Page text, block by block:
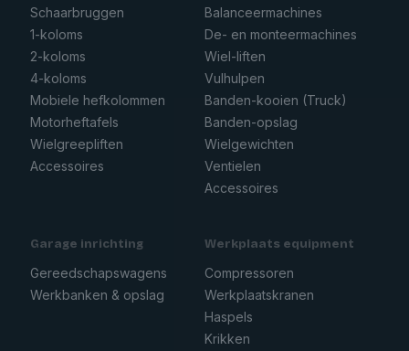
Schaarbruggen
1-koloms
2-koloms
4-koloms
Mobiele hefkolommen
Motorheftafels
Wielgreepliften
Accessoires
Balanceermachines
De- en monteermachines
Wiel-liften
Vulhulpen
Banden-kooien (Truck)
Banden-opslag
Wielgewichten
Ventielen
Accessoires
Garage inrichting
Gereedschapswagens
Werkbanken & opslag
Werkplaats equipment
Compressoren
Werkplaatskranen
Haspels
Krikken